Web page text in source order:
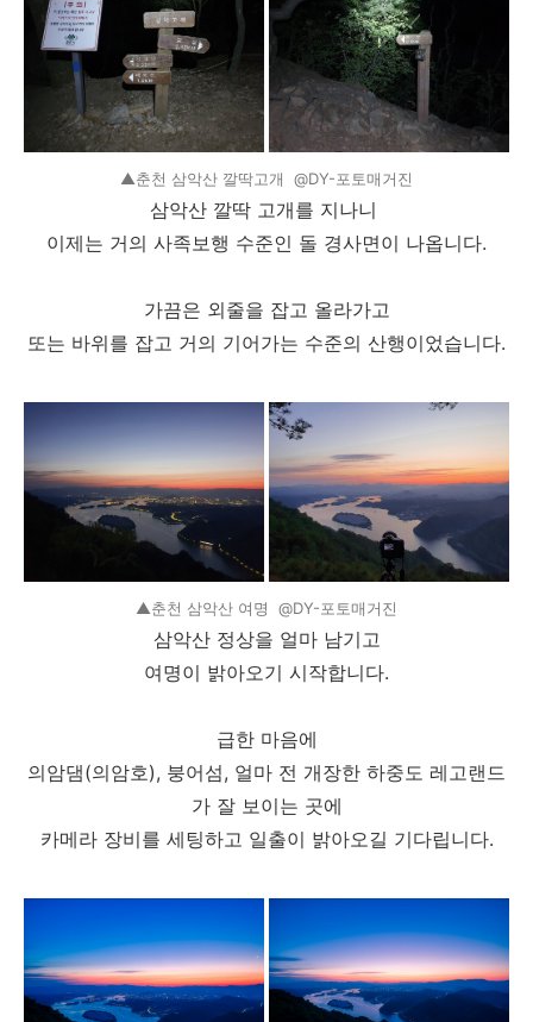
▲춘천 삼악산 깔딱고개 @DY-포토매거진
삼악산 깔딱 고개를 지나니
이제는 거의 사족보행 수준인 돌 경사면이 나옵니다.
가끔은 외줄을 잡고 올라가고
또는 바위를 잡고 거의 기어가는 수준의 산행이었습니다.
▲춘천 삼악산 여명 @DY-포토매거진
삼악산 정상을 얼마 남기고
여명이 밝아오기 시작합니다.
급한 마음에
의암댐(의암호), 붕어섬, 얼마 전 개장한 하중도 레고랜드
가 잘 보이는 곳에
카메라 장비를 세팅하고 일출이 밝아오길 기다립니다.